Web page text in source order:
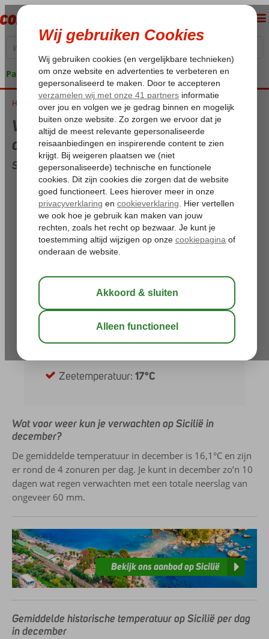
Pakketgarantie
Home Weer en temperatuur op Sicilië in december
Weer en temperatuur op Sicilië in
december
Sicilië overzicht voor december
Maximum temperatuur:18,9°C
Minimum temperatuur (nacht):13,2°C
Dagen met regen:
Neerslag:60 mm
Zonuren per dag:4
Zeetemperatuur:17°C
Wat voor weer kun je verwachten op Sicilië in
december?
De gemiddelde temperatuur in december is 16,1°C en zijn
er rond de 4 zonuren per dag. Je kunt in december zo’n 10
dagen wat regen verwachten met een totale neerslag van
ongeveer 60 mm.
Bekijk ons aanbod op Sicilië
Gemiddelde historische temperatuur op Sicilië per dag
in december